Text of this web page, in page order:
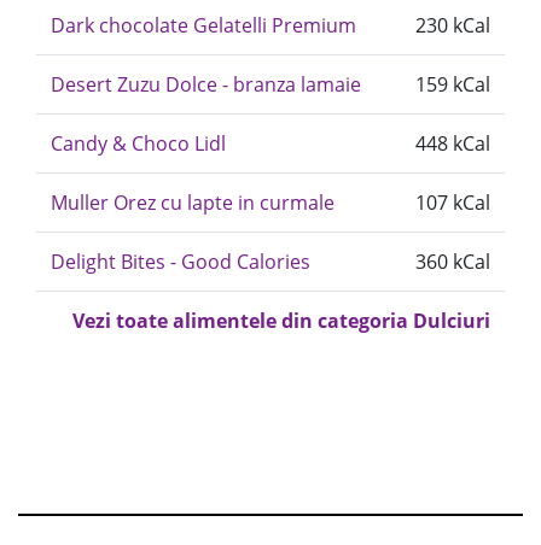
Dark chocolate Gelatelli Premium 230 kCal
Desert Zuzu Dolce - branza lamaie 159 kCal
Candy & Choco Lidl 448 kCal
Muller Orez cu lapte in curmale 107 kCal
Delight Bites - Good Calories 360 kCal
Vezi toate alimentele din categoria Dulciuri